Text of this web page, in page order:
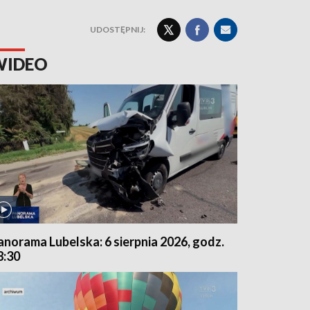
UDOSTĘPNIJ:
Lubelska: 6 sierpnia 2026, godz.